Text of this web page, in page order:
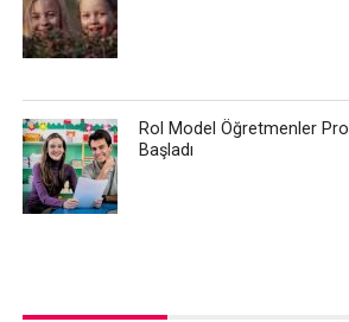
Rol Model Öğretmenler
Başladı